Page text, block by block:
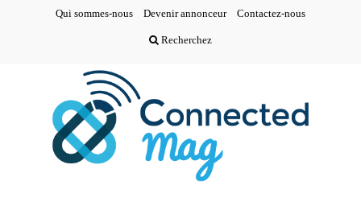
Qui sommes-nous Devenir annonceur Contactez-nous
Recherchez